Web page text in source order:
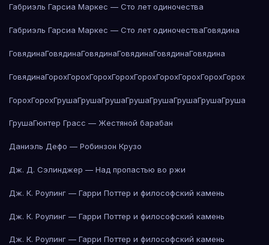
Габриэль Гарсиа Маркес — Сто лет одиночества
Габриэль Гарсиа Маркес — Сто лет одиночестваГовядина
ГовядинаГовядинаГовядинаГовядинаГовядинаГовядина
ГовядинаГорохГорохГорохГорохГорохГорохГорохГорохГорох
ГорохГорохГрушаГрушаГрушаГрушаГрушаГрушаГрушаГруша
ГрушаГюнтер Грасс — Жестяной барабан
Даниэль Дефо — Робинзон Крузо
Дж. Д. Сэлинджер — Над пропастью во ржи
Дж. К. Роулинг — Гарри Поттер и философский камень
Дж. К. Роулинг — Гарри Поттер и философский камень
Дж. К. Роулинг — Гарри Поттер и философский камень